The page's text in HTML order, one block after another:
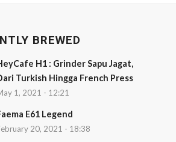
BREWED
H1 : Grinder Sapu Jagat,
Turkish Hingga French Press
1, 2021 - 12:21
E61 Legend
20, 2021 - 18:38